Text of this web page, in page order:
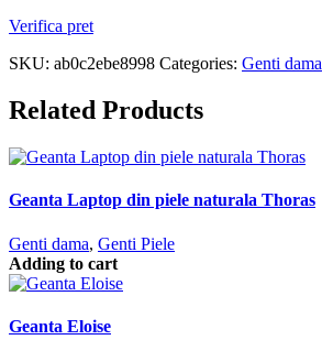
Verifica pret
SKU: ab0c2ebe8998 Categories: Genti dama
Related Products
Geanta Laptop din piele naturala Thoras
Genti dama, Genti Piele
Adding to cart
Geanta Eloise